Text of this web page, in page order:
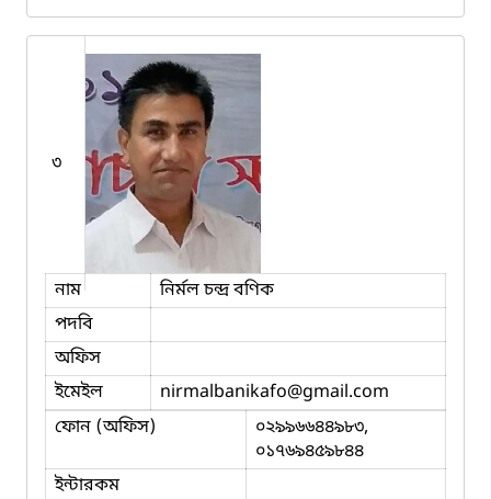
৩
নাম
নির্মল চন্দ্র বণিক
পদবি
অফিস
ইমেইল
nirmalbanikafo@gmail.com
ফোন (অফিস)
০২৯৯৬৬৪৪৯৮৩,
০১৭৬৯৪৫৯৮৪৪
ইন্টারকম